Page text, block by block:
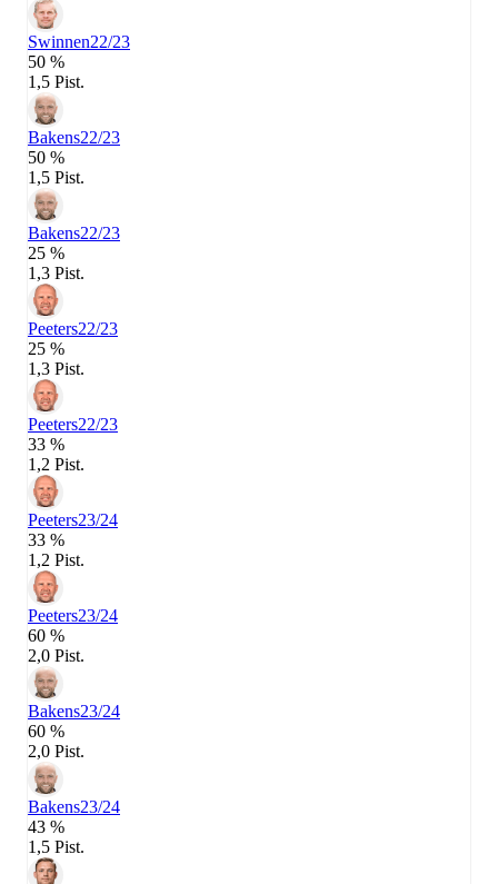
Swinnen22/23
50 %
1,5 Pist.
Bakens22/23
50 %
1,5 Pist.
Bakens22/23
25 %
1,3 Pist.
Peeters22/23
25 %
1,3 Pist.
Peeters22/23
33 %
1,2 Pist.
Peeters23/24
33 %
1,2 Pist.
Peeters23/24
60 %
2,0 Pist.
Bakens23/24
60 %
2,0 Pist.
Bakens23/24
43 %
1,5 Pist.